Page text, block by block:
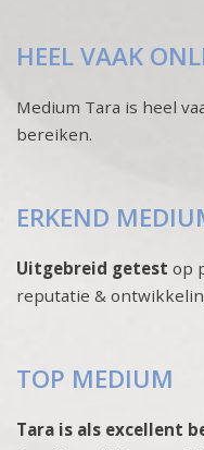
HEEL VAAK
Medium Tara is heel
bereiken.
ERKEND
Uitgebreid getest op
reputatie &
TOP MEDIUM
Tara is als excellent